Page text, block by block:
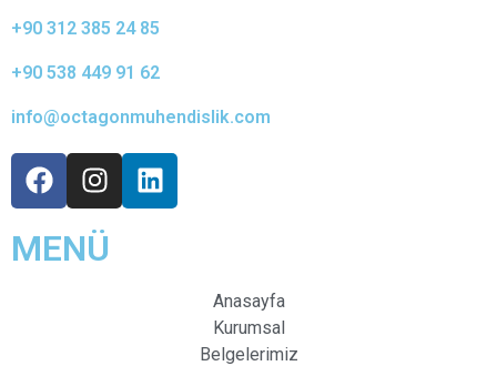
+90 312 385 24 85
+90 538 449 91 62
info@octagonmuhendislik.com
MENÜ
Anasayfa
Kurumsal
Belgelerimiz